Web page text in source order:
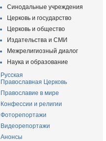
Синодальные учреждения
Церковь и государство
Церковь и общество
Издательства и СМИ
Межрелигиозный диалог
Наука и образование
Русская
Православная Церковь
Православие в мире
Конфессии и религии
Фоторепортажи
Видеорепортажи
Анонсы